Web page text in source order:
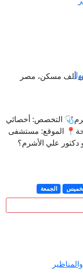
ألف مسكن، مصر
التخصص: أخصائي
الموقع: مستشفى
علي الأشرم؟
الجمعة